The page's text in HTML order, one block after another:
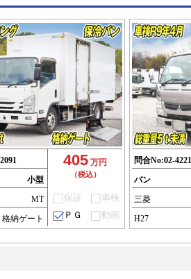
小型
MT
格納ゲート
405 万円
（税込）
保証
車検
ＰＧ
動画
問合No:02-4221
バン
三菱
H27